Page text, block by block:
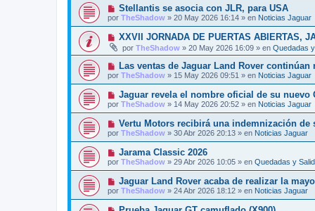
e
n
s
a
e
v
o
m
e
n
s
a
e
N
u
e
v
o
m
e
s
a
e
Stellantis se asocia con JLR, para USA
por TheShadow » 20 May 2026 16:14 » en Noticias Jaguar
N
e
v
o
m
e
n
s
a
XXVII JORNADA DE PUERTAS ABIERTAS,
por TheShadow » 20 May 2026 16:09 » en Quedadas
N
u
e
o
m
e
n
s
a
e
Las ventas de Jaguar Land Rover
por TheShadow » 15 May 2026 09:51 » en Noticias Jaguar
N
u
e
v
m
e
n
s
a
e
Jaguar revela el nombre oficial de su nuevo
por TheShadow » 14 May 2026 20:52 » en Noticias Jaguar
N
u
e
o
m
e
n
s
a
Vertu Motors recibirá una indemnización
por TheShadow » 30 Abr 2026 20:13 » en Noticias Jaguar
N
u
e
o
m
e
Jarama Classic 2026
por TheShadow » 29 Abr 2026 10:05 » en Quedadas y
N
u
e
v
Jaguar Land Rover acaba de realizar la
por TheShadow » 24 Abr 2026 18:12 » en Noticias Jaguar
N